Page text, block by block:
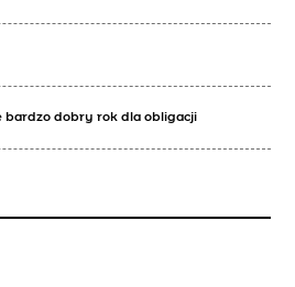
bardzo dobry rok dla obligacji